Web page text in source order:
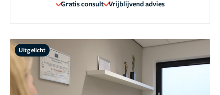
Gratis consult Vrijblijvend advies
Uitgelicht